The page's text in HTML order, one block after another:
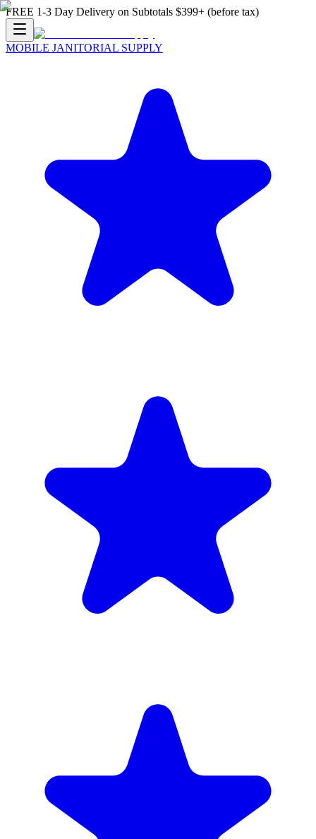
FREE 1-3 Day Delivery on Subtotals $399+ (before tax)
MOBILE JANITORIAL SUPPLY